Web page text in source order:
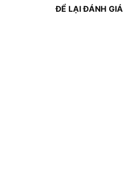
ĐỂ LẠI ĐÁNH GIÁ